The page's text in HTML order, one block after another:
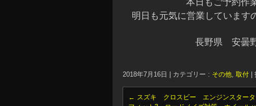
本日もご予約作
明日も元気に営業していま
長野県 安曇
2018年7月16日 カテゴリー : その他, 取付
← スズキ クロスビー エンジンスタータ